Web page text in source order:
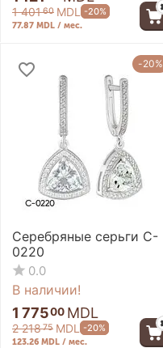
1 40160 MDL -20%
77.87 MDL / мес.
-20%
Серебряные серьги C-
0220
0.0
В наличии!
1 77500 MDL
2 21875 MDL -20%
123.26 MDL / мес.